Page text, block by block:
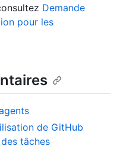
Demande
pour les
de GitHub
tâches